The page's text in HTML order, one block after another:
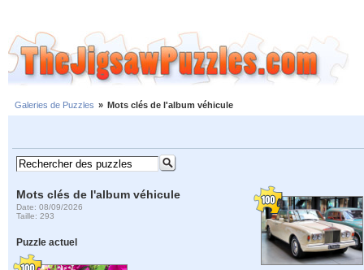
Galeries de Puzzles » Mots clés de l'album véhicule
Mots clés de l'album véhicule
Date: 08/09/2026
Taille: 293
Puzzle actuel